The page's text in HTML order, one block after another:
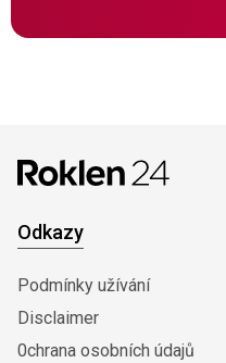
Odkazy
Podmínky užívání
Disclaimer
0chrana osobních údajů